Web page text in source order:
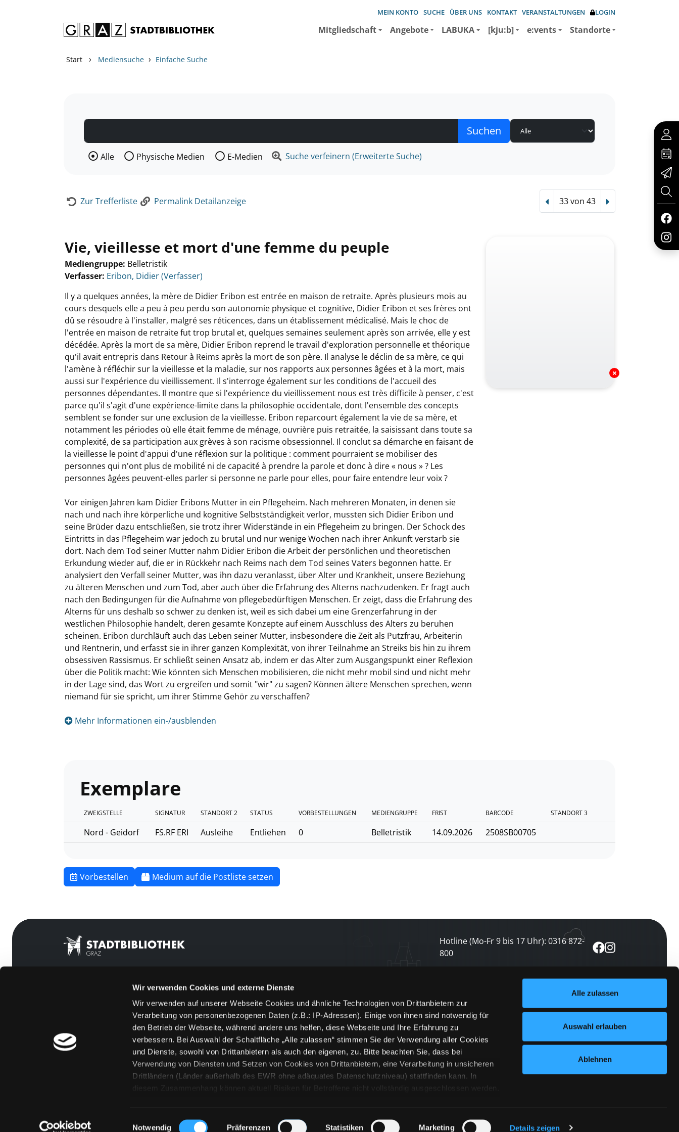
Wir verwenden Cookies und externe Dienste
Wir verwenden auf unserer Webseite Cookies und ähnliche Technologien von Drittanbietern zur
Verarbeitung von personenbezogenen Daten (z.B.: IP-Adressen). Einige von ihnen sind notwendig für
den Betrieb der Webseite, während andere uns helfen, diese Webseite und Ihre Erfahrung zu
verbessern. Bei Auswahl der Schaltfläche „Alle zulassen“ stimmen Sie der Verwendung aller Cookies
und Dienste, sowohl von Drittanbietern als auch den eigenen, zu. Bitte beachten Sie, dass bei
Verwendung von Diensten und Setzen von Cookies von Drittanbietern, eine Verarbeitung in unsicheren
Drittländern (Länder außerhalb des EWR ohne adäquates Datenschutzniveau) stattfinden kann. In
diesem Zusammenhang können aktuell Risiken für Betroffene nicht vollständig ausgeschlossen werden.
„Details zeigen“ finden Sie Erklärungen zu den verschiedenen Kategorien von Cookies und ähnlichen
Einwilligungsauswahl
Notwendig Präferenzen Statistiken Marketing Details zeigen
Alle zulassen
Auswahl erlauben
Ablehnen
MEIN KONTO SUCHE ÜBER UNS KONTAKT VERANSTALTUNGEN LOGIN
Mitgliedschaft Angebote LABUKA [kju:b] e:vents Standorte
Start › Mediensuche › Einfache Suche
Wählen Sie die Medienart nach der Sie suchen wollen.
Alle Physische Medien E-Medien Suche verfeinern (Erweiterte Suche)
Zur Trefferliste Permalink Detailanzeige Vorheriger Treffer
33 von 43 Nächster Treffer
Vie, vieillesse et mort d'une femme du peuple
Mediengruppe: Belletristik
Verfasser: Suche nach diesem Verfasser
Eribon, Didier (Verfasser)
Il y a quelques années, la mère de Didier Eribon est entrée en maison de retraite. Après plusieurs mois au
cours desquels elle a peu à peu perdu son autonomie physique et cognitive, Didier Eribon et ses frères ont
dû se résoudre à l'installer, malgré ses réticences, dans un établissement médicalisé. Mais le choc de
l'entrée en maison de retraite fut trop brutal et, quelques semaines seulement après son arrivée, elle y est
décédée. Après la mort de sa mère, Didier Eribon reprend le travail d'exploration personnelle et théorique
qu'il avait entrepris dans Retour à Reims après la mort de son père. Il analyse le déclin de sa mère, ce qui
l'amène à réfléchir sur la vieillesse et la maladie, sur nos rapports aux personnes âgées et à la mort, mais
aussi sur l'expérience du vieillissement. Il s'interroge également sur les conditions de l'accueil des
personnes dépendantes. Il montre que si l'expérience du vieillissement nous est très difficile à penser, c'est
parce qu'il s'agit d'une expérience-limite dans la philosophie occidentale, dont l'ensemble des concepts
semblent se fonder sur une exclusion de la vieillesse. Eribon reparcourt également la vie de sa mère, et
notamment les périodes où elle était femme de ménage, ouvrière puis retraitée, la saisissant dans toute sa
complexité, de sa participation aux grèves à son racisme obsessionnel. Il conclut sa démarche en faisant de
la vieillesse le point d'appui d'une réflexion sur la politique : comment pourraient se mobiliser des
personnes qui n'ont plus de mobilité ni de capacité à prendre la parole et donc à dire « nous » ? Les
personnes âgées peuvent-elles parler si personne ne parle pour elles, pour faire entendre leur voix ?
Vor einigen Jahren kam Didier Eribons Mutter in ein Pflegeheim. Nach mehreren Monaten, in denen sie
nach und nach ihre körperliche und kognitive Selbstständigkeit verlor, mussten sich Didier Eribon und
seine Brüder dazu entschließen, sie trotz ihrer Widerstände in ein Pflegeheim zu bringen. Der Schock des
Eintritts in das Pflegeheim war jedoch zu brutal und nur wenige Wochen nach ihrer Ankunft verstarb sie
dort. Nach dem Tod seiner Mutter nahm Didier Eribon die Arbeit der persönlichen und theoretischen
Erkundung wieder auf, die er in Rückkehr nach Reims nach dem Tod seines Vaters begonnen hatte. Er
analysiert den Verfall seiner Mutter, was ihn dazu veranlasst, über Alter und Krankheit, unsere Beziehung
zu älteren Menschen und zum Tod, aber auch über die Erfahrung des Alterns nachzudenken. Er fragt auch
nach den Bedingungen für die Aufnahme von pflegebedürftigen Menschen. Er zeigt, dass die Erfahrung des
Alterns für uns deshalb so schwer zu denken ist, weil es sich dabei um eine Grenzerfahrung in der
westlichen Philosophie handelt, deren gesamte Konzepte auf einem Ausschluss des Alters zu beruhen
scheinen. Eribon durchläuft auch das Leben seiner Mutter, insbesondere die Zeit als Putzfrau, Arbeiterin
und Rentnerin, und erfasst sie in ihrer ganzen Komplexität, von ihrer Teilnahme an Streiks bis hin zu ihrem
obsessiven Rassismus. Er schließt seinen Ansatz ab, indem er das Alter zum Ausgangspunkt einer Reflexion
über die Politik macht: Wie könnten sich Menschen mobilisieren, die nicht mehr mobil sind und nicht mehr
in der Lage sind, das Wort zu ergreifen und somit "wir" zu sagen? Können ältere Menschen sprechen, wenn
niemand für sie spricht, um ihrer Stimme Gehör zu verschaffen?
Mehr Informationen ein-/ausblenden
Exemplare
ZWEIGSTELLE SIGNATUR STANDORT 2 STATUS VORBESTELLUNGEN MEDIENGRUPPE FRIST BARCODE STANDORT 3
Nord - Geidorf FS.RF ERI Ausleihe Entliehen 0 Belletristik 14.09.2026 2508SB00705
Vorbestellen Medium auf die Postliste setzen
Hotline (Mo-Fr 9 bis 17 Uhr): 0316 872-
800
[kju:b]
Feedback
Kontakt
Über uns
Jobs
Medienwunsch
FAQs
Newsletter abonnieren
und keine Veranstaltung verpassen
jetzt abonnieren